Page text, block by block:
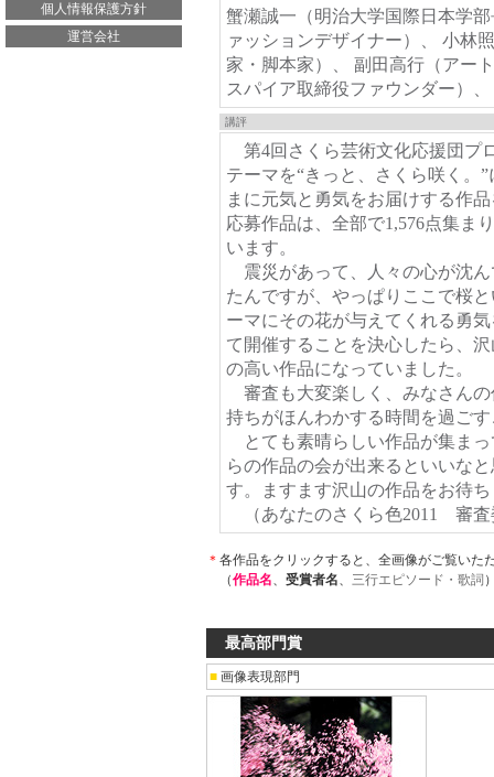
個人情報保護方針
運営会社
蟹瀬誠一（明治大学国際日本学
ァッションデザイナー）、 小林
家・脚本家）、 副田高行（アー
スパイア取締役ファウンダー）
講評
第4回さくら芸術文化応援団プ
テーマを“きっと、さくら咲く。
まに元気と勇気をお届けする作
応募作品は、全部で1,576点集ま
います。
震災があって、人々の心が沈
たんですが、やっぱりここで桜
ーマにその花が与えてくれる勇
て開催することを決心したら、
の高い作品になっていました。
審査も大変楽しく、みなさん
持ちがほんわかする時間を過ご
とても素晴らしい作品が集ま
らの作品の会が出来るといいな
す。ますます沢山の作品をお待
（あなたのさくら色2011 審
＊ 各作品をクリックすると、全画像がご覧いた
（作品名、 受賞者名、 三行エピソード・歌詞
最高部門賞
■ 画像表現部門